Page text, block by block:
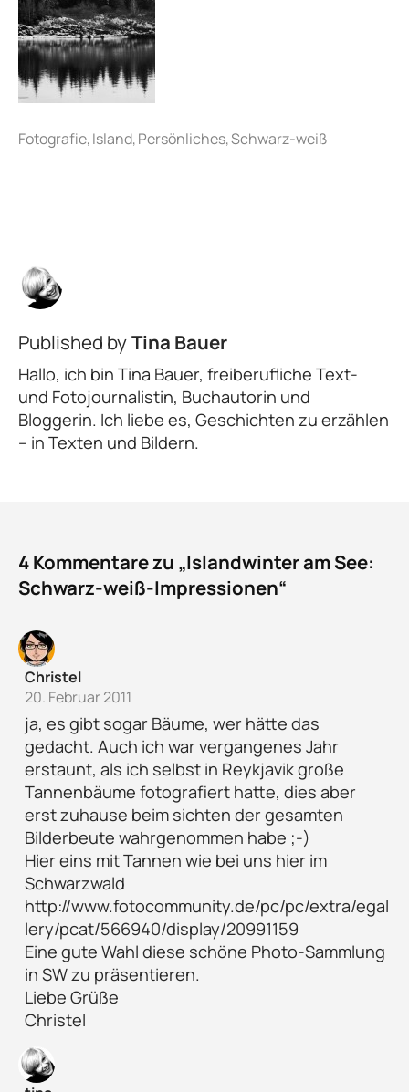
Published byTina Bauer
Hallo, ich bin Tina Bauer, freiberufliche Text-
und Fotojournalistin, Buchautorin und
Bloggerin. Ich liebe es, Geschichten zu erzählen
– in Texten und Bildern.
4 Kommentare zu „Islandwinter am See:
Schwarz-weiß-Impressionen“
Christel
20. Februar 2011
ja, es gibt sogar Bäume, wer hätte das
gedacht. Auch ich war vergangenes Jahr
erstaunt, als ich selbst in Reykjavik große
Tannenbäume fotografiert hatte, dies aber
erst zuhause beim sichten der gesamten
Bilderbeute wahrgenommen habe ;-)
Hier eins mit Tannen wie bei uns hier im
Schwarzwald
http://www.fotocommunity.de/pc/pc/extra/egal
lery/pcat/566940/display/20991159
Eine gute Wahl diese schöne Photo-Sammlung
in SW zu präsentieren.
Liebe Grüße
Christel